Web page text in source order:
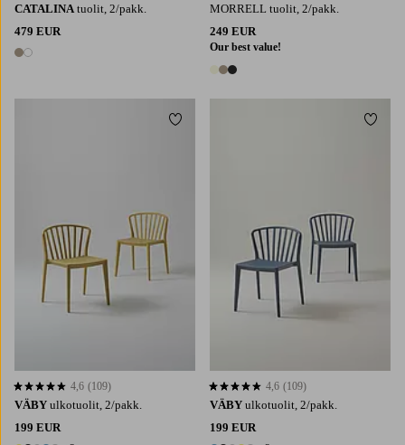
CATALINA tuolit, 2/pakk.
479 EUR
2 värejä
MORRELL tuolit, 2/pakk.
249 EUR
Our best value!
3 värejä
VÄBY ulkotuolit, 2/pakk.
199 EUR
4,6 perustuen 109 arvosanaan
4,6 (109)
Lisää suosikkeihin
VÄBY ulkotuolit, 2/pakk.
199 EUR
4,6 perustuen 109 arvosanaan
4,6 (109)
Lisää